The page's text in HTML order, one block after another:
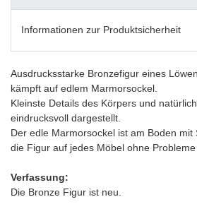
Informationen zur Produktsicherheit
Ausdrucksstarke Bronzefigur eines
kämpft auf edlem Marmorsockel.
Kleinste Details des Körpers und
eindrucksvoll dargestellt.
Der edle Marmorsockel ist am Boden
die Figur auf jedes Möbel ohne
Verfassung:
Die Bronze Figur ist neu.